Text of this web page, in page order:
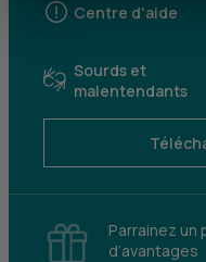
Centre d'aide
Sourds et
malentendants
Parrainez
d’avantages